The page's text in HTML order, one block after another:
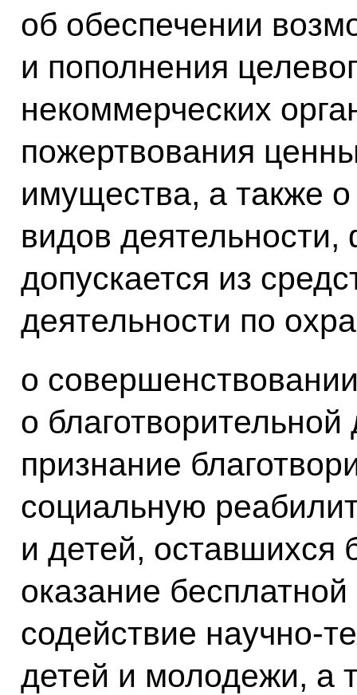
об обеспечении
и пополнения
некоммерческих
пожертвования
имущества, а также
видов
допускается из
деятельности по
о
о благотворительной
признание
социальную
и детей, оставшихся
оказание
содействие научно-
детей и молодежи, а